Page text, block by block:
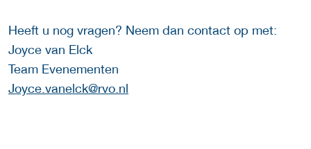
Heeft u nog vragen? Neem dan contact op met:
Joyce van Elck
Team Evenementen
Joyce.vanelck@rvo.nl